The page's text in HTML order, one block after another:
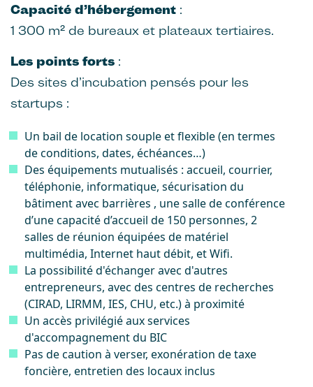
Capacité d’hébergement :
1 300 m² de bureaux et plateaux tertiaires.
Les points forts :
Des sites d’incubation pensés pour les
startups :
Un bail de location souple et flexible (en termes
de conditions, dates, échéances…)
Des équipements mutualisés : accueil, courrier,
téléphonie, informatique, sécurisation du
bâtiment avec barrières , une salle de conférence
d’une capacité d’accueil de 150 personnes, 2
salles de réunion équipées de matériel
multimédia, Internet haut débit, et Wifi.
La possibilité d'échanger avec d'autres
entrepreneurs, avec des centres de recherches
(CIRAD, LIRMM, IES, CHU, etc.) à proximité
Un accès privilégié aux services
d'accompagnement du BIC
Pas de caution à verser, exonération de taxe
foncière, entretien des locaux inclus